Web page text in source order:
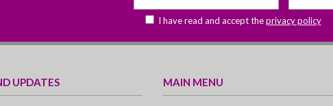
I have read and accept theprivacy policy
UPDATES MAIN MENU